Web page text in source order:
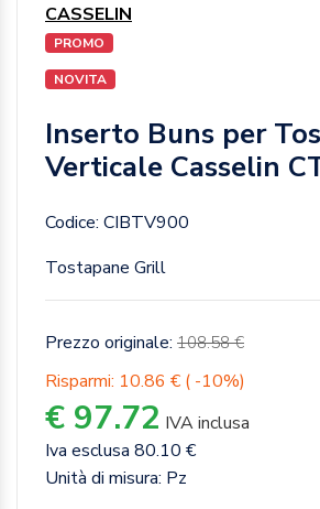
CASSELIN
PROMO
NOVITA
Inserto Buns per
Verticale Casselin
Codice: CIBTV900
Tostapane Grill
Prezzo originale: 108.58 €
Risparmi: 10.86 € ( -10%)
€ 97.72 IVA inclusa
Iva esclusa 80.10 €
Unità di misura: Pz